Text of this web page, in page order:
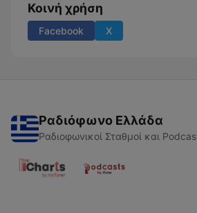
Κοινή χρήση
Facebook X
Ραδιόφωνο Ελλάδα
Ραδιοφωνικοί Σταθμοί και